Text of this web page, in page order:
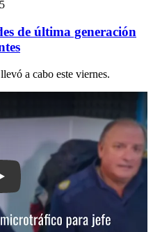
de última generación
a cabo este viernes.
La importancia de golpear al